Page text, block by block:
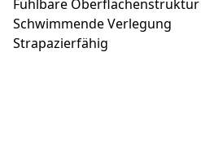
Fühlbare Oberflächenstruktur
Schwimmende Verlegung
Strapazierfähig